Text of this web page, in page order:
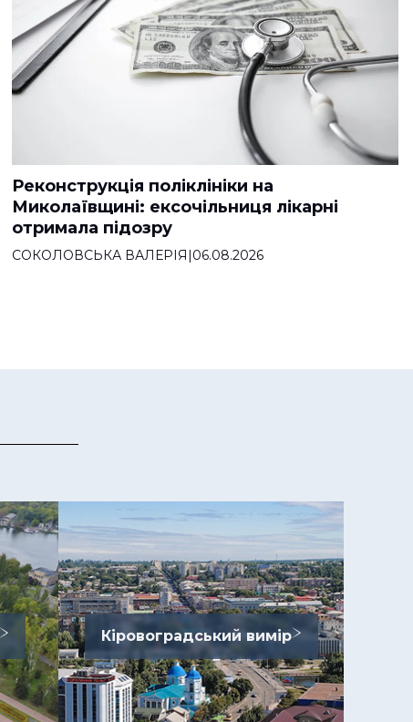
Реконструкція поліклініки на
Миколаївщині: ексочільниця лікарні
отримала підозру
СОКОЛОВСЬКА ВАЛЕРІЯ|06.08.2026
Кіровоградський вимір